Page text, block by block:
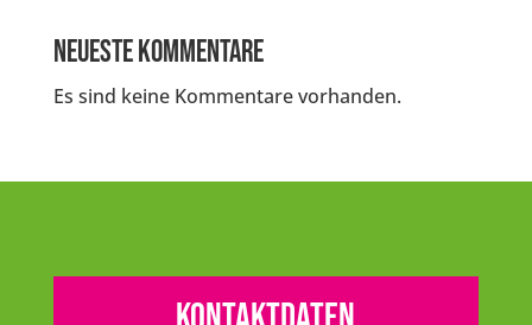
Neueste Kommentare
Es sind keine Kommentare vorhanden.